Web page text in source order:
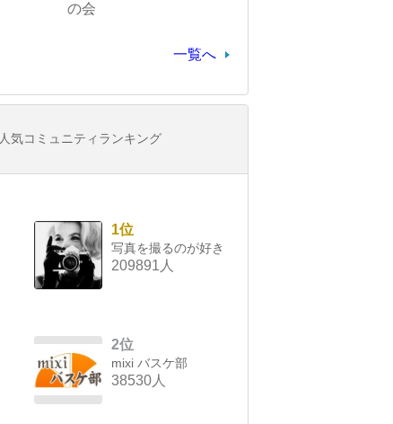
の会
一覧へ
人気コミュニティランキング
1位
写真を撮るのが好き
209891人
2位
mixi バスケ部
38530人